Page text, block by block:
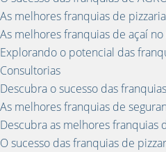
As melhores franquias de
As melhores franquias de açaí
Explorando o potencial das
Consultorias
Descubra o sucesso das
As melhores franquias de
Descubra as melhores franquias
O sucesso das franquias de